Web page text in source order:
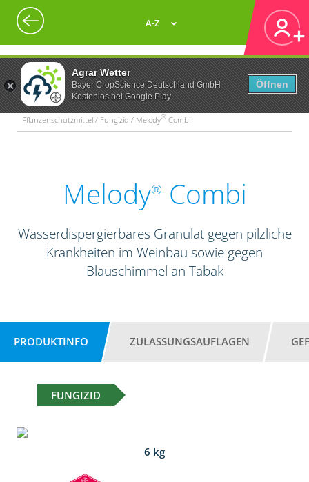
Agrar Wetter
Bayer CropScience Deutschland GmbH
Kostenlos bei Google Play
Öffnen
A-Z
Pflanzenschutzmittel / Fungizid / Melody® Combi
Melody® Combi
Wasserdispergierbares Granulat gegen pilzliche
Krankheiten im Weinbau sowie gegen
Blauschimmel an Tabak
PRODUKTINFO ZULASSUNGSAUFLAGEN
FUNGIZID
6 kg